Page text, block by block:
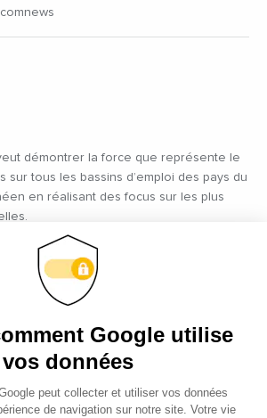
démontrer la force que représente le
sur tous les bassins d’emploi des pays du
en réalisant des focus sur les plus
et interviews de terrain réalisés
professionnels sur les acteurs les plus
Ecomnews Afrique d’aider les
un emploi ou une formation.